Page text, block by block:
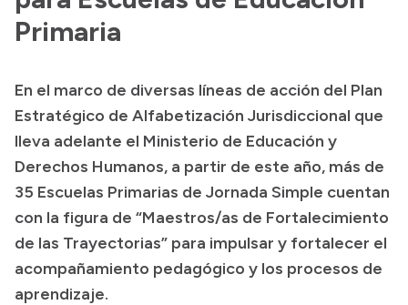
Presupuesto
Boletín Oficial
Compras y licitaciones
Consulta de expedientes
Consulta de pago a proveedores
Convocatorias
Intranet
Primaria
En el marco de diversas líneas de acción del Plan
Estratégico de Alfabetización Jurisdiccional que
lleva adelante el Ministerio de Educación y
Derechos Humanos, a partir de este año, más de
35 Escuelas Primarias de Jornada Simple cuentan
con la figura de “Maestros/as de Fortalecimiento
de las Trayectorias” para impulsar y fortalecer el
acompañamiento pedagógico y los procesos de
aprendizaje.